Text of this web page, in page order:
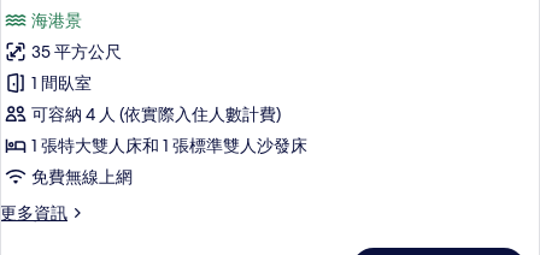
張
沙
發
床,
陽
台
(Spa)
的
雙
人
床
和
張
沙
發
陽
套
房,
張
特
大
雙
海港景
35 平方公尺
1 間臥室
可容納 4 人 (依實際入住人數計費)
1 張特大雙人床和 1 張標準雙人沙發床
免費無線上網
更多資訊
更